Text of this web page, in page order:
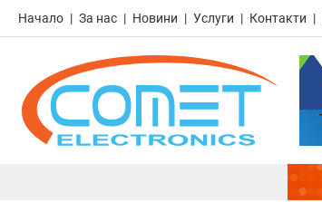
Начало За нас Новини Услуги Контакти